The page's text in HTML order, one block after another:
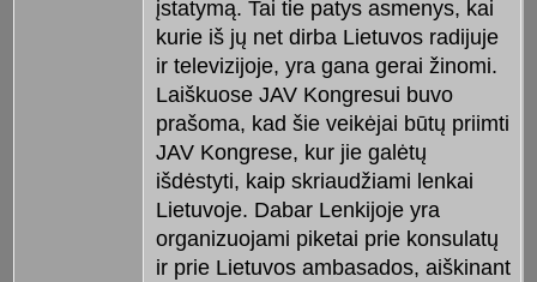
įstatymą. Tai tie patys asmenys, kai
kurie iš jų net dirba Lietuvos radijuje
ir televizijoje, yra gana gerai žinomi.
Laiškuose JAV Kongresui buvo
prašoma, kad šie veikėjai būtų priimti
JAV Kongrese, kur jie galėtų
išdėstyti, kaip skriaudžiami lenkai
Lietuvoje. Dabar Lenkijoje yra
organizuojami piketai prie konsulatų
ir prie Lietuvos ambasados, aiškinant